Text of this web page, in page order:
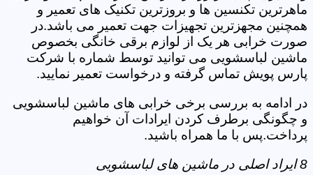
ماهرترین تکنسین ها و بروزترین تکنیک های تعمیر و
همچنین مجهزترین تجهیزات جهت تعمیر می باشد.در
صورت خرابی هر یک از لوازم برقی خانگی بخصوص
ماشین لباسشویی می توانید توسط شماره با شرکت
پارس پویش تماس گرفته و درخواست تعمیر نمایید.
در ادامه به بررسی برخی خرابی های ماشین لباسشویی
و چگونگی برطرف کردن ایرادات آن خواهیم
پرداخت.پس با ما همراه باشید.
8 ایراد اصلی در ماشین های لباسشویی